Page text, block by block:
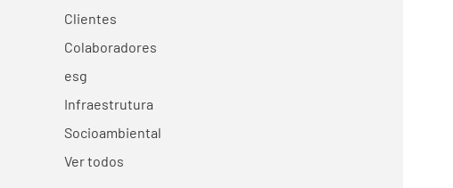
Clientes
Colaboradores
esg
Infraestrutura
Socioambiental
Ver todos